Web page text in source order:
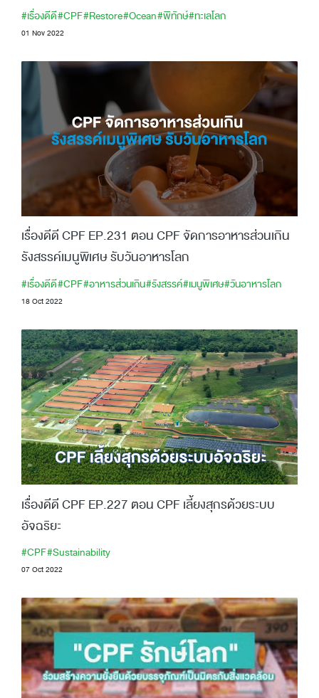
#เรื่องดีดี#CPF#Restore#Ocean#พิทักษ์#ทะเลโลก
01 Nov 2022
เรื่องดีดี CPF EP.231 ตอน CPF จัดการอาหารส่วนเกิน
รังสรรค์เมนูพิเศษ รับวันอาหารโลก
#เรื่องดีดี#CPF#อาหารส่วนเกิน#รังสรรค์#เมนูพิเศษ#วันอาหารโลก
18 Oct 2022
เรื่องดีดี CPF EP.227 ตอน CPF เลี้ยงสุกรด้วยระบบ
อัจฉริยะ
#CPF#Sustainability
07 Oct 2022